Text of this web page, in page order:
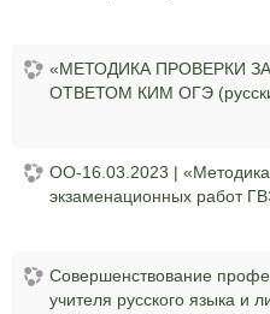
«МЕТОДИКА ПРОВЕРКИ
ОТВЕТОМ КИМ ОГЭ
ОО-16.03.2023 |
экзаменационных работ
Совершенствование
учителя русского языка и